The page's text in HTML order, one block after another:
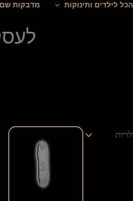
הכל לילדים ותינוקות מדבקות שם
למוצר